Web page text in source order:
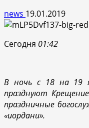
news 19.01.2019
Сегодня 01:42
В ночь с 18 на 19
празднуют
праздничные
«иордани».